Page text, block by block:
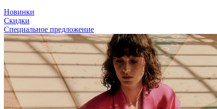
Новинки
Скидки
Специальное предложение